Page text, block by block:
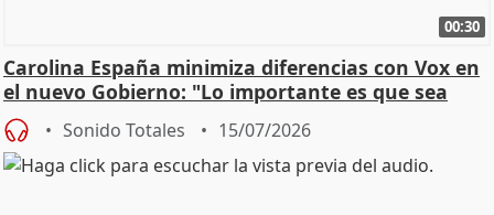
00:30
Carolina España minimiza diferencias con Vox en
el nuevo Gobierno: "Lo importante es que sea
una leg
Sonido Totales 15/07/2026